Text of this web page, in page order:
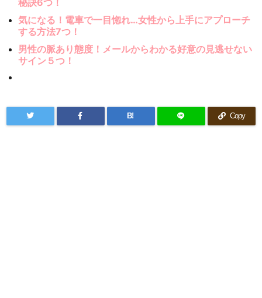
秘訣6つ！
気になる！電車で一目惚れ…女性から上手にアプローチ
する方法7つ！
男性の脈あり態度！メールからわかる好意の見逃せない
サイン５つ！
B! Copy